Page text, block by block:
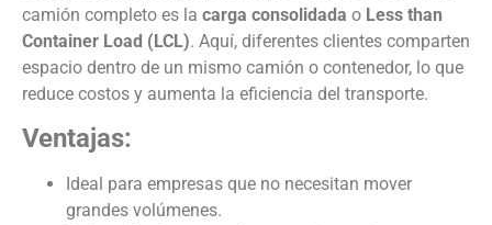
camión completo es la carga consolidada o Less than
Container Load (LCL). Aquí, diferentes clientes comparten
espacio dentro de un mismo camión o contenedor, lo que
reduce costos y aumenta la eficiencia del transporte.
Ventajas:
Ideal para empresas que no necesitan mover
grandes volúmenes.